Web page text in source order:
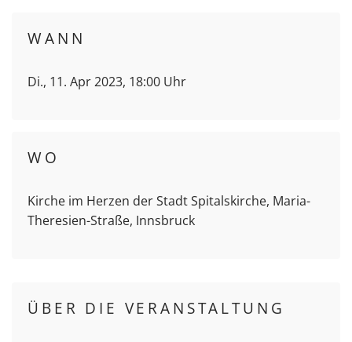
WANN
Di., 11. Apr 2023, 18:00 Uhr
WO
Kirche im Herzen der Stadt Spitalskirche, Maria-
Theresien-Straße, Innsbruck
ÜBER DIE VERANSTALTUNG